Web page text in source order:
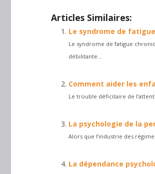
Articles Similaires:
Le syndrome de
Le syndrome de fatigue
débilitante...
Comment aider les
Le trouble déficitaire de
La psychologie de la
Alors que l’industrie des
La dépendance